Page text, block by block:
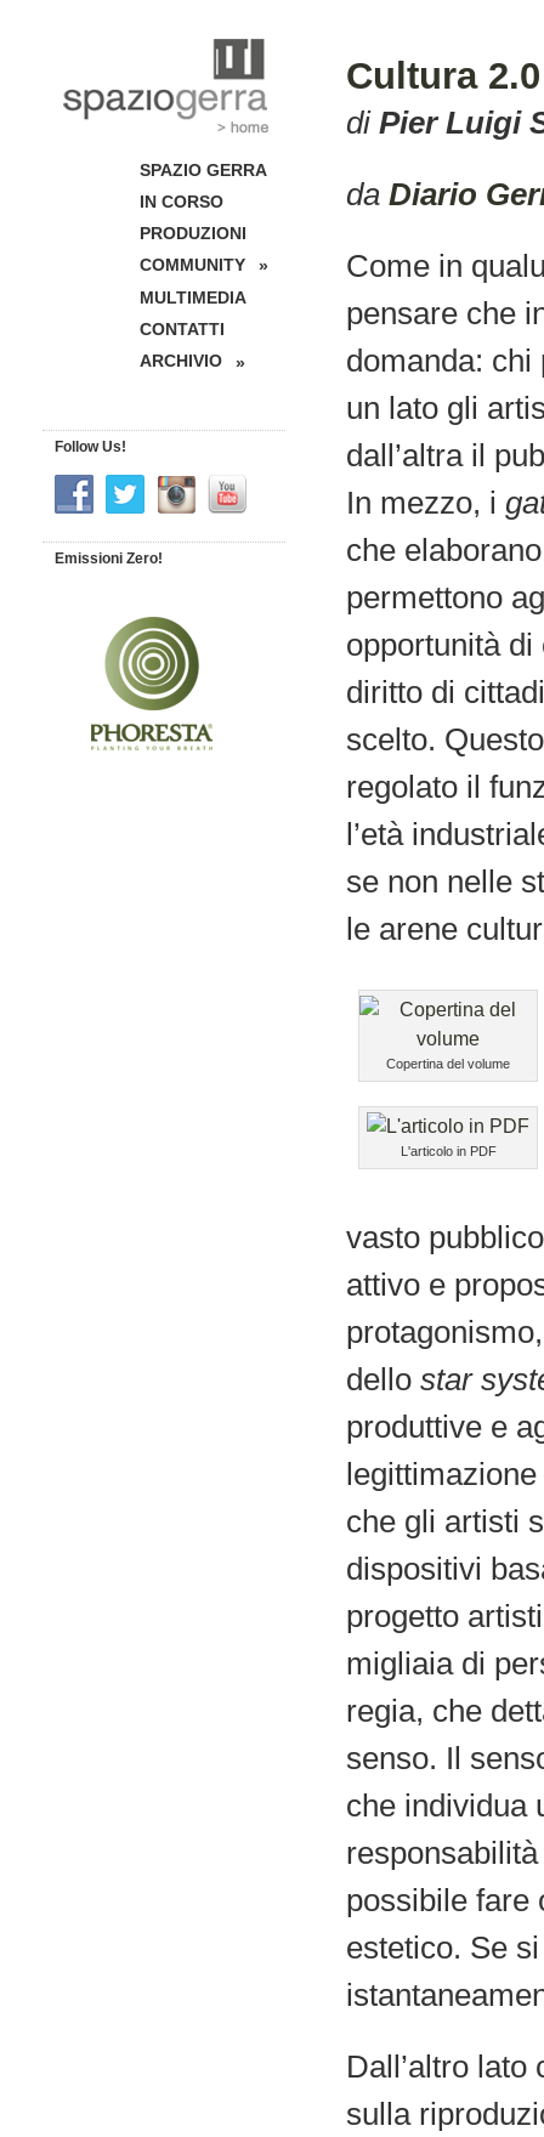
Cultura 2.0
di Pier Luigi
da Diario
Come in
pensare che
domanda: chi
un lato gli
dall’altra il
In mezzo, i
che
permettono
opportunità
diritto di
scelto.
regolato il
l’età
se non nelle
le arene
Copertina del volume
L'articolo in PDF
vasto
attivo e
dello star
produttive e
che gli artisti
dispositivi
progetto
migliaia di
regia, che
senso. Il
che individua
possibile fare
estetico. Se
Dall’altro
sulla
SPAZIO GERRA
IN CORSO
PRODUZIONI
COMMUNITY
»
MULTIMEDIA
CONTATTI
ARCHIVIO
»
Follow Us!
Emissioni Zero!